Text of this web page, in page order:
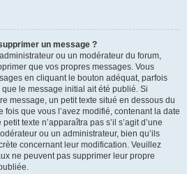
un message ?
ou un modérateur du forum,
que vos propres messages. Vous
en cliquant le bouton adéquat, parfois
le message initial ait été publié. Si
message, un petit texte situé en dessous du
que vous l’avez modifié, contenant la date
texte n’apparaîtra pas s’il s’agit d’une
ou un administrateur, bien qu’ils
concernant leur modification. Veuillez
ne peuvent pas supprimer leur propre